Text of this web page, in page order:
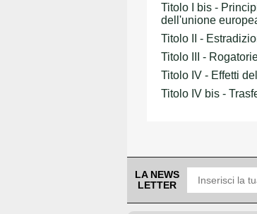
Titolo I bis -
dell'unione
Titolo II -
Titolo III -
Titolo IV - Effetti
Titolo IV bis -
LA NEWS
LETTER